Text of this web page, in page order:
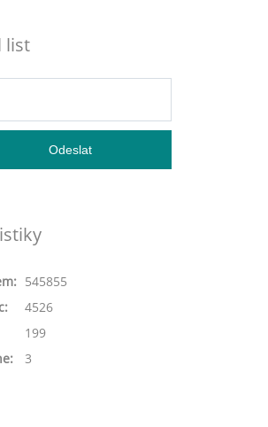
list
3
545855
4526
199